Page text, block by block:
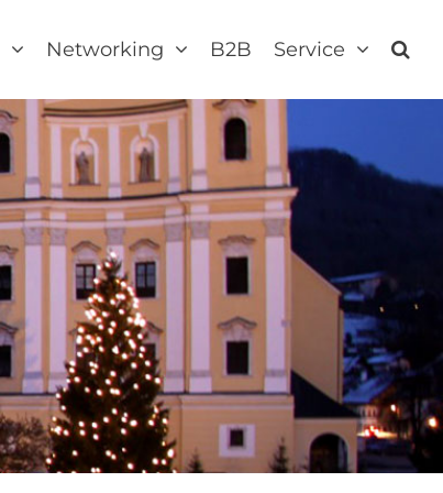
Networking B2B Service